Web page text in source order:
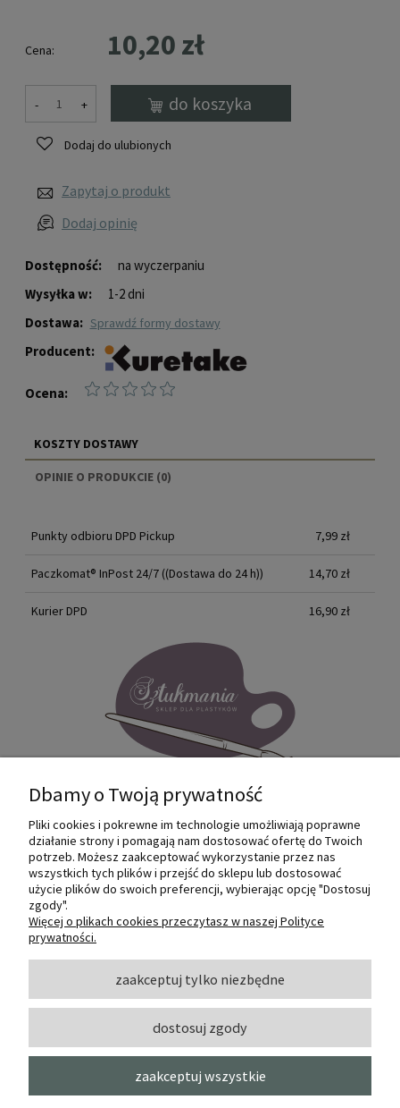
Dostępność:
na wyczerpaniu
Wysyłka w:
1-2 dni
Dostawa:
sprawdź formy dostawy
Producent:
Ocena:
Cena: 10,20 zł
- + do koszyka
Dodaj do ulubionych
Zapytaj o produkt
Dodaj opinię
KOSZTY DOSTAWY
CENA NIE ZAWIERA EWENTUALNYCH KOSZTÓW
OPINIE O PRODUKCIE (0)
Punkty odbioru DPD Pickup 7,99 zł
Paczkomat® InPost 24/7 ((Dostawa do 24 h)) 14,70 zł
Kurier DPD 16,90 zł
Internetowy sklep dla plastyków
SZTUKMANIA. Profesjonalne artykuły dla
małych i dużych artystów.
O NAS
INFORMACJE I POMOC
MOJE KONTO
Dbamy o Twoją prywatność
Pliki cookies i pokrewne im technologie umożliwiają poprawne
działanie strony i pomagają nam dostosować ofertę do Twoich
potrzeb. Możesz zaakceptować wykorzystanie przez nas
wszystkich tych plików i przejść do sklepu lub dostosować
użycie plików do swoich preferencji, wybierając opcję "Dostosuj
zgody".
Więcej o plikach cookies przeczytasz w naszej Polityce
prywatności.
zaakceptuj tylko niezbędne
dostosuj zgody
zaakceptuj wszystkie